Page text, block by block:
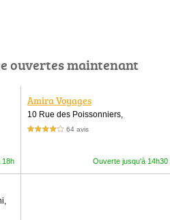
ouvertes maintenant
18h
Amira Voyages
10 Rue des Poissonniers,
4,0 étoiles sur 5 64 avis
Ouverte jusqu'à 14h30